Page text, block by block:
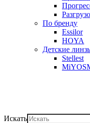
По бренду
Essilor
HOYA
Детские
Stellest
Искать